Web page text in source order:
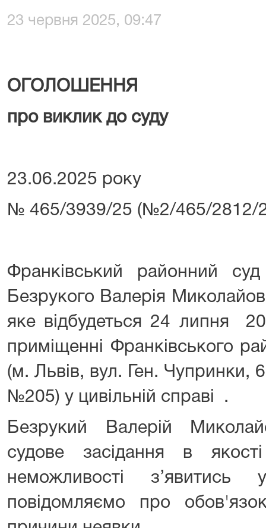
23 червня 2025, 09:47
ОГОЛОШЕННЯ
про виклик до суду
23.06.2025 року
№ 465/3939/25 (№2/465/2812/
Франківський районний
Безрукого Валерія
яке відбудеться 24 липня
приміщенні Франківського
(м. Львів, вул. Ген. Чупринки,
№205) у цивільній справі .
Безрукий Валерій
судове засідання в
неможливості з’явитись
повідомляємо про